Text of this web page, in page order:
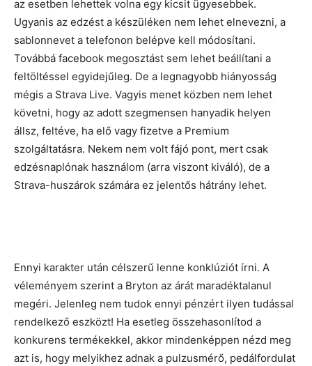
az esetben lehettek volna egy kicsit ügyesebbek.
Ugyanis az edzést a készüléken nem lehet elnevezni, a
sablonnevet a telefonon belépve kell módosítani.
Továbbá facebook megosztást sem lehet beállítani a
feltöltéssel egyidejűleg. De a legnagyobb hiányosság
mégis a Strava Live. Vagyis menet közben nem lehet
követni, hogy az adott szegmensen hanyadik helyen
állsz, feltéve, ha elő vagy fizetve a Premium
szolgáltatásra. Nekem nem volt fájó pont, mert csak
edzésnaplónak használom (arra viszont kiváló), de a
Strava-huszárok számára ez jelentős hátrány lehet.
Ennyi karakter után célszerű lenne konklúziót írni. A
véleményem szerint a Bryton az árát maradéktalanul
megéri. Jelenleg nem tudok ennyi pénzért ilyen tudással
rendelkező eszközt! Ha esetleg összehasonlítod a
konkurens termékekkel, akkor mindenképpen nézd meg
azt is, hogy melyikhez adnak a pulzusmérő, pedálfordulat